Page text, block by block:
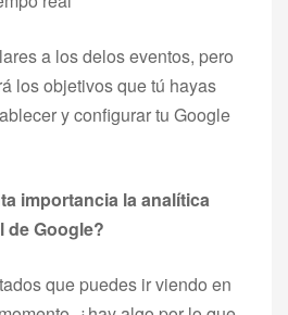
a los delos eventos, pero
los objetivos que tú hayas
y configurar tu Google
importancia la analítica
de Google?
que puedes ir viendo en